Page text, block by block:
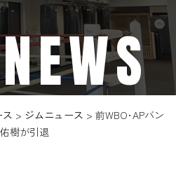
ス > ジムニュース > 前WBO･APバン
樹が引退